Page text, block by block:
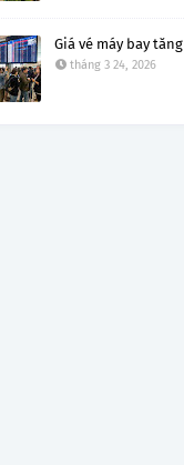
Giá vé máy bay tăng
tháng 3 24, 2026